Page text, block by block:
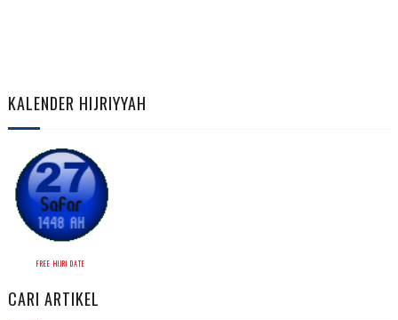
KALENDER HIJRIYYAH
FREE HIJRI DATE
CARI ARTIKEL